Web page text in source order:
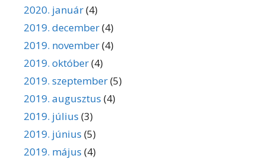
2020. január(4)
2019. december(4)
2019. november(4)
2019. október(4)
2019. szeptember(5)
2019. augusztus (4)
2019. július (3)
2019. június (5)
2019. május (4)